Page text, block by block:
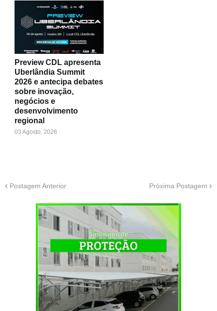
Preview CDL apresenta
Uberlândia Summit
2026 e antecipa debates
sobre inovação,
negócios e
desenvolvimento
regional
03 Agosto, 2026
Postagem Anterior Próxima Postagem